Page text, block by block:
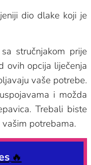
dio dlake koji je
stručnjakom prije
ovih opcija liječenja
vaše potrebe.
i možda
Trebali biste
potrebama.
🔥